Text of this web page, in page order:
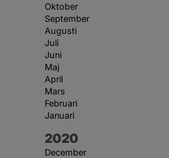
Oktober
September
Augusti
Juli
Juni
Maj
April
Mars
Februari
Januari
År:
2020
December